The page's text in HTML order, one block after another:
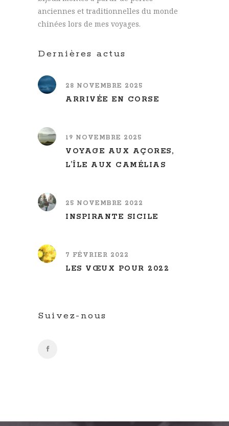
anciennes et traditionnelles du monde
chinées lors de mes voyages.
Dernières actus
28 NOVEMBRE 2025
ARRIVÉE EN CORSE
19 NOVEMBRE 2025
VOYAGE AUX AÇORES,
L’ÎLE AUX CAMÉLIAS
25 NOVEMBRE 2022
INSPIRANTE SICILE
7 FÉVRIER 2022
LES VŒUX POUR 2022
Suivez-nous